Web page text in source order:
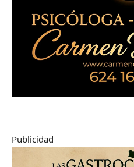
Publicidad